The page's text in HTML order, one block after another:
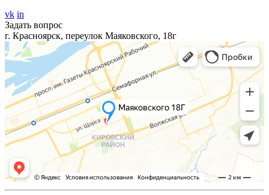
vk in
Задать вопрос
г. Красноярск, переулок Маяковского, 18г